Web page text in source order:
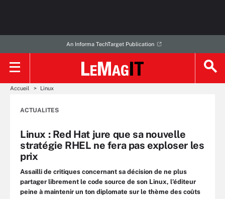
An Informa TechTarget Publication
Accueil Linux
ACTUALITES
Linux : Red Hat jure que sa nouvelle
stratégie RHEL ne fera pas exploser les
prix
Assailli de critiques concernant sa décision de ne plus
partager librement le code source de son Linux, l’éditeur
peine à maintenir un ton diplomate sur le thème des coûts